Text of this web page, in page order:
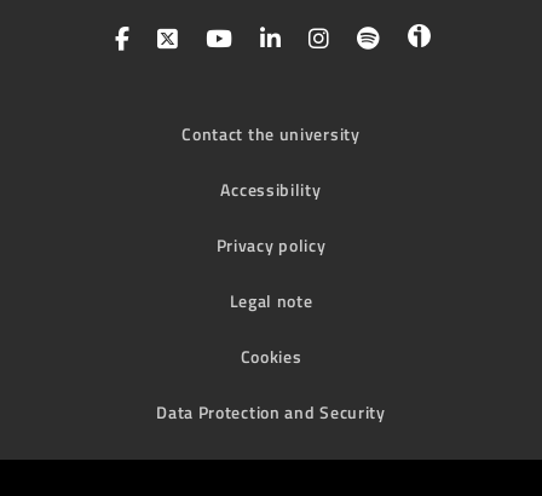
Contact the university
Accessibility
Privacy policy
Legal note
Cookies
Data Protection and Security